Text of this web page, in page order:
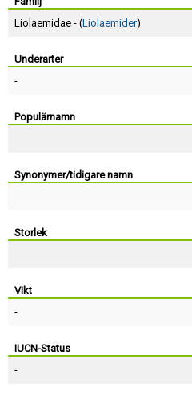
Liolaemidae - (Liolaemider)
Underarter
-
Populärnamn
Synonymer/tidigare namn
Storlek
Vikt
-
IUCN-Status
-